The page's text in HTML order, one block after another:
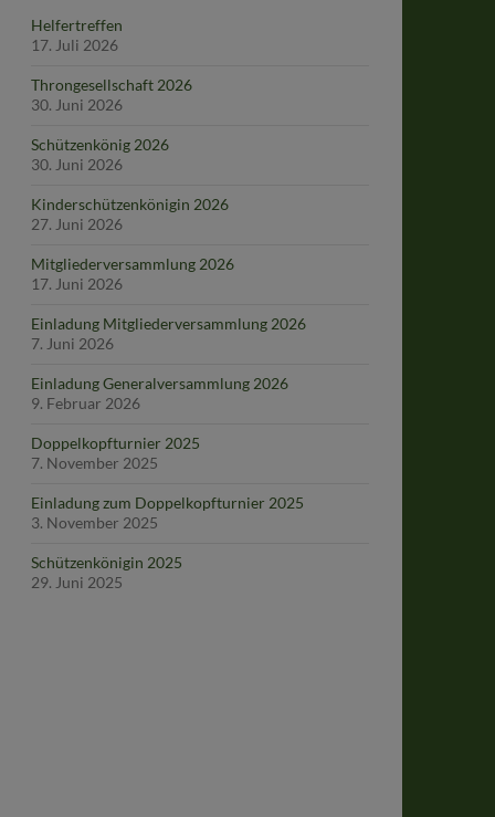
Helfertreffen
17. Juli 2026
Throngesellschaft 2026
30. Juni 2026
Schützenkönig 2026
30. Juni 2026
Kinderschützenkönigin 2026
27. Juni 2026
Mitgliederversammlung 2026
17. Juni 2026
Einladung Mitgliederversammlung 2026
7. Juni 2026
Einladung Generalversammlung 2026
9. Februar 2026
Doppelkopfturnier 2025
7. November 2025
Einladung zum Doppelkopfturnier 2025
3. November 2025
Schützenkönigin 2025
29. Juni 2025